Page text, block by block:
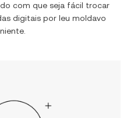
com que seja fácil trocar
digitais por leu moldavo